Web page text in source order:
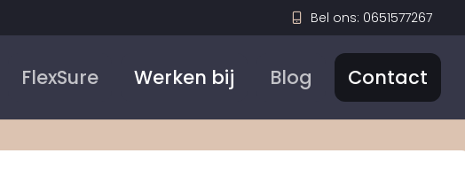
Bel ons: 0651577267
FlexSure Werken bij Blog Contact